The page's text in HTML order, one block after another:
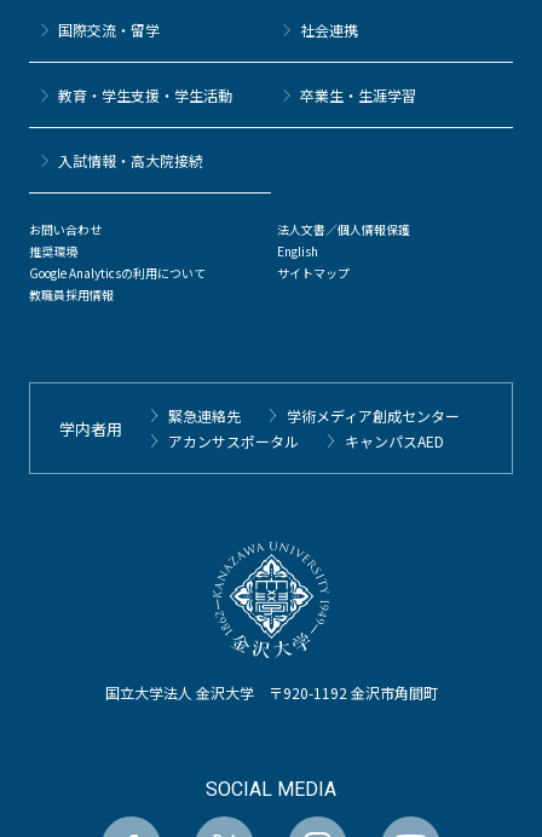
国立大学法人 金沢大学 〒920-1192 金沢市角間町
SOCIAL MEDIA
国際交流・留学 社会連携
教育・学生支援・学生活動 卒業生・生涯学習
⼊試情報・高大院接続
お問い合わせ
推奨環境
Google Analyticsの利用について
教職員採用情報
法人文書／個人情報保護
English
サイトマップ
学内者用
緊急連絡先
学術メディア創成センター
アカンサスポータル
キャンパスAED